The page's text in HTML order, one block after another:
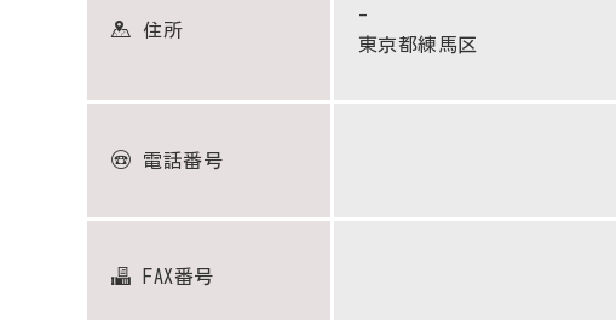
住所
-
東京都練馬区
電話番号
FAX番号